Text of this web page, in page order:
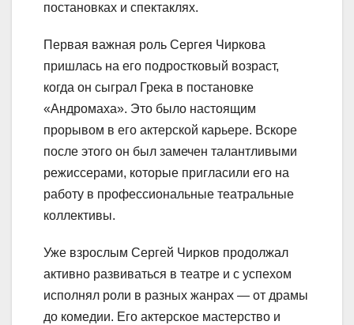
постановках и спектаклях.
Первая важная роль Сергея Чиркова
пришлась на его подростковый возраст,
когда он сыграл Грека в постановке
«Андромаха». Это было настоящим
прорывом в его актерской карьере. Вскоре
после этого он был замечен талантливыми
режиссерами, которые пригласили его на
работу в профессиональные театральные
коллективы.
Уже взрослым Сергей Чирков продолжал
активно развиваться в театре и с успехом
исполнял роли в разных жанрах — от драмы
до комедии. Его актерское мастерство и